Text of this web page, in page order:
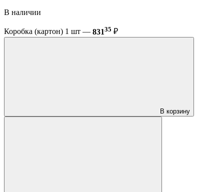
В наличии
Коробка (картон) 1 шт — 83135 ₽
В корзину